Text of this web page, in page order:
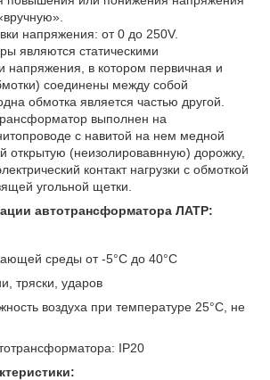
напряжения: от 0 до 250V.
являются статическими
напряжения, в котором первичная и
соединены между собой
обмотка является частью другой.
выполнен на
с навитой на нем медной
(неизолировавнную) дорожку,
контакт нагрузки с обмоткой
угольной щетки.
автотрансформатора ЛАТР:
среды от -5°С до 40°С
тряски, ударов
воздуха при температуре 25°С, не
IP20